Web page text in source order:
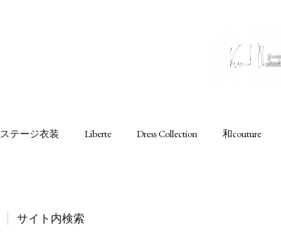
ステージ衣装 Liberte Dress Collection 和couture
サイト内検索